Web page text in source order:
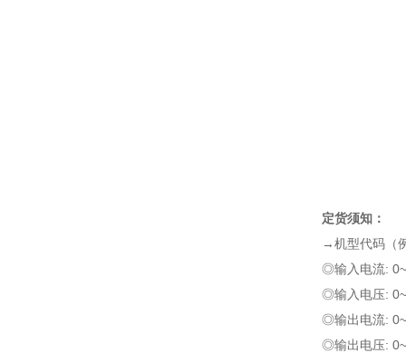
定货须知：
→机型代码（
◎输入电流:
◎输入电压:
◎输出电流:
◎输出电压: